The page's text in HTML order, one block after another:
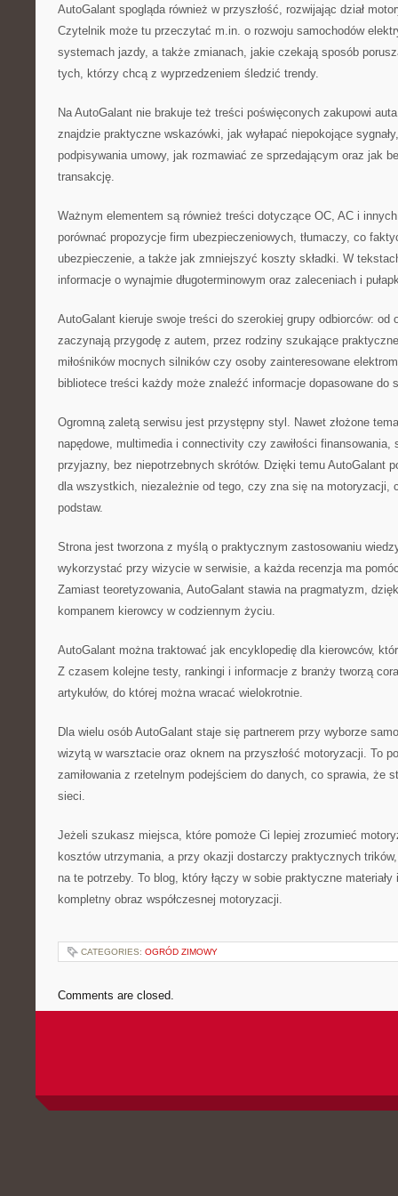
AutoGalant spogląda również w przyszłość, rozwijając dział
Czytelnik może tu przeczytać m.in. o rozwoju samochodów
systemach jazdy, a także zmianach, jakie czekają sposób
tych, którzy chcą z wyprzedzeniem śledzić trendy.
Na AutoGalant nie brakuje też treści poświęconych zakupowi
znajdzie praktyczne wskazówki, jak wyłapać niepokojące
podpisywania umowy, jak rozmawiać ze sprzedającym oraz jak
transakcję.
Ważnym elementem są również treści dotyczące OC, AC i
porównać propozycje firm ubezpieczeniowych, tłumaczy, co
ubezpieczenie, a także jak zmniejszyć koszty składki. W
informacje o wynajmie długoterminowym oraz zaleceniach i
AutoGalant kieruje swoje treści do szerokiej grupy odbiorców: od
zaczynają przygodę z autem, przez rodziny szukające
miłośników mocnych silników czy osoby zainteresowane
bibliotece treści każdy może znaleźć informacje dopasowane do
Ogromną zaletą serwisu jest przystępny styl. Nawet złożone
napędowe, multimedia i connectivity czy zawiłości finansowania,
przyjazny, bez niepotrzebnych skrótów. Dzięki temu AutoGalant
dla wszystkich, niezależnie od tego, czy zna się na motoryzacji,
podstaw.
Strona jest tworzona z myślą o praktycznym zastosowaniu
wykorzystać przy wizycie w serwisie, a każda recenzja ma
Zamiast teoretyzowania, AutoGalant stawia na pragmatyzm,
kompanem kierowcy w codziennym życiu.
AutoGalant można traktować jak encyklopedię dla kierowców,
Z czasem kolejne testy, rankingi i informacje z branży tworzą
artykułów, do której można wracać wielokrotnie.
Dla wielu osób AutoGalant staje się partnerem przy wyborze
wizytą w warsztacie oraz oknem na przyszłość motoryzacji. To
zamiłowania z rzetelnym podejściem do danych, co sprawia, że
sieci.
Jeżeli szukasz miejsca, które pomoże Ci lepiej zrozumieć
kosztów utrzymania, a przy okazji dostarczy praktycznych
na te potrzeby. To blog, który łączy w sobie praktyczne
kompletny obraz współczesnej motoryzacji.
CATEGORIES: OGRÓD ZIMOWY
Comments are closed.